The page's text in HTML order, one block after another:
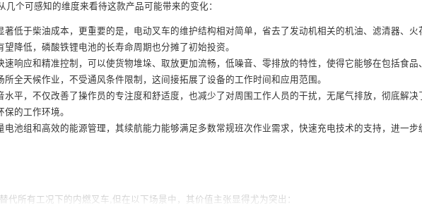
个可感知的维度来看待这款产品可能带来的变化：
著低于柴油成本，更重要的是，电动叉车的维护结构相对简单，省去了发动机相关的机油、滤清器、火
降低，磷酸铁锂电池的长寿命周期也分摊了初始投资。
速响应和精准控制，可以使货物堆垛、取放更加流畅，低噪音、零排放的特性，使得它能够在包括食品
全天候作业，不受通风条件限制，这间接拓展了设备的工作时间和应用范围。
水平，不仅改善了操作员的专注度和舒适度，也减少了对周围工作人员的干扰，无尾气排放，彻底解决
的工作环境。
电池组和高效的能源管理，其续航能力能够满足多数常规班次作业需求，快速充电技术的支持，进一步
代所有工况下的内燃叉车,但在以下场景中，其价值主张显得尤为突出：